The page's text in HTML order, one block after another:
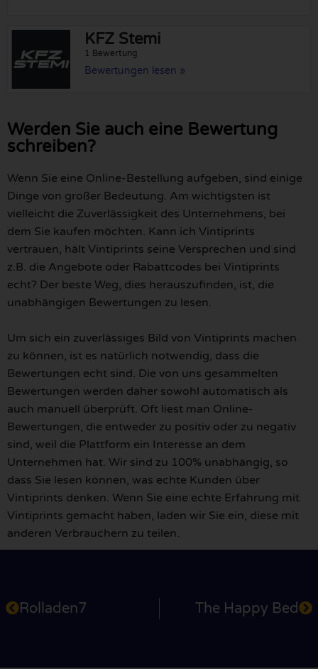
KFZ Stemi
1 Bewertung
Bewertungen lesen »
Werden Sie auch eine Bewertung
schreiben?
Wenn Sie eine Online-Bestellung aufgeben, sind einige
Dinge von großer Bedeutung. Am wichtigsten ist
vielleicht die Zuverlässigkeit des Unternehmens, bei
dem Sie kaufen möchten. Kann ich Vintiprints
vertrauen, hält Vintiprints seine Versprechen und sind
z.B. die Angebote oder Rabattcodes bei Vintiprints
echt? Der beste Weg, dies herauszufinden, ist, die
unabhängigen Bewertungen zu lesen.
Um sich ein zuverlässiges Bild von Vintiprints machen
zu können, ist es natürlich notwendig, dass die
Bewertungen echt sind. Die von uns gesammelten
Bewertungen werden daher sowohl automatisch als
auch manuell überprüft. Oft liest man Online-
Bewertungen, die entweder zu positiv oder zu negativ
sind, weil die Plattform ein Interesse an dem
Unternehmen hat. Wir sind zu 100% unabhängig, so
dass Sie lesen können, was echte Kunden über
Vintiprints denken. Wenn Sie eine echte Erfahrung mit
Vintiprints gemacht haben, laden wir Sie ein, diese mit
anderen Verbrauchern zu teilen.
Rolladen7 The Happy Bed